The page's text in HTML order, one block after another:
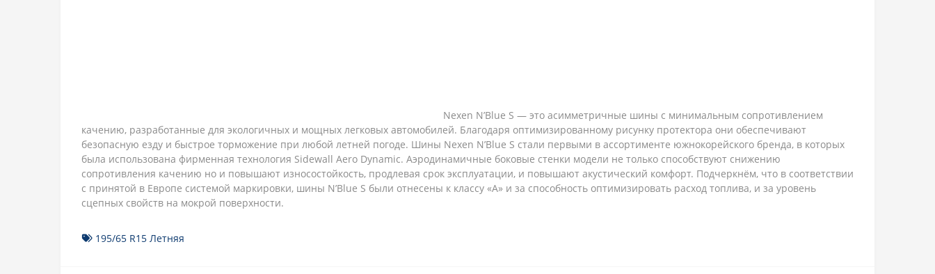
Nexen N’Blue S — это асимметричные шины с минимальным сопротивлением
качению, разработанные для экологичных и мощных легковых автомобилей. Благодаря оптимизированному рисунку протектора они обеспечивают
безопасную езду и быстрое торможение при любой летней погоде. Шины Nexen N’Blue S стали первыми в ассортименте южнокорейского бренда, в которых
была использована фирменная технология Sidewall Aero Dynamic. Аэродинамичные боковые стенки модели не только способствуют снижению
сопротивления качению но и повышают износостойкость, продлевая срок эксплуатации, и повышают акустический комфорт. Подчеркнём, что в соответствии
с принятой в Европе системой маркировки, шины N’Blue S были отнесены к классу «А» и за способность оптимизировать расход топлива, и за уровень
сцепных свойств на мокрой поверхности.
195/65 R15 Летняя